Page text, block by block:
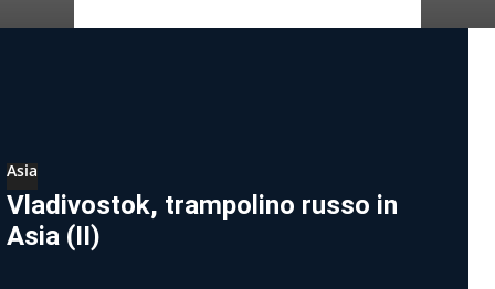
Asia
Vladivostok, trampolino russo in
Asia (II)